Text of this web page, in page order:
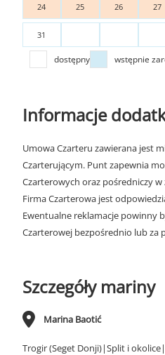
24 25 26 27
31
dostępny wstępnie
Informacje
Umowa Czarteru zawierana jest
Czarterującym. Punt zapewnia
Czarterowych oraz pośredniczy
Firma Czarterowa jest
Ewentualne reklamacje powinny
Czarterowej bezpośrednio lub za
Szczegóły mariny
Marina Baotić
Trogir (Seget Donji)|Split i